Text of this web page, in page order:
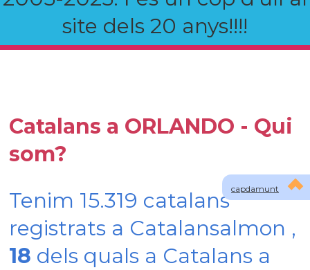
site dels 20 anys!!!!
capdamunt
Catalans a ORLANDO - Qui
som?
Tenim 15.319 catalans
registrats a Catalansalmon ,
18 dels quals a Catalans a